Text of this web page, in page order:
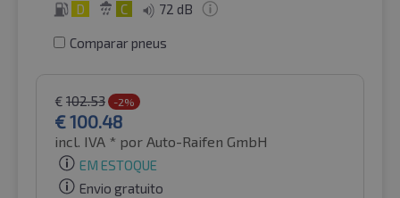
D C 72 dB
Comparar pneus
€ 102.53 -2%
€100.48
incl. IVA * por Auto-Raifen GmbH
EM ESTOQUE
Envio gratuito